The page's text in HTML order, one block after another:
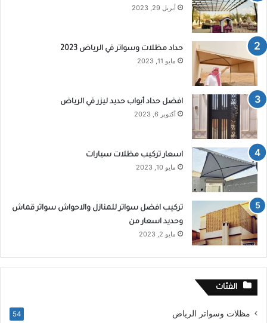
أبريل 29, 2023
حداد مظلات وسواتر في الرياض 2023
مايو 11, 2023
افضل حداد أبواب حديد ليزر في الرياض
أكتوبر 6, 2023
اسعار تركيب مظلات سيارات
مايو 10, 2023
تركيب افضل سواتر للمنازل والاحواش سواتر قماش
وحديد اسعار من
مايو 2, 2023
الفئات
مظلات وسواتر الرياض 54